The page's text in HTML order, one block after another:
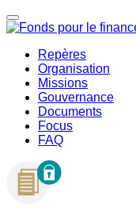
Repères
Organisation
Missions
Gouvernance
Documents
Focus
FAQ